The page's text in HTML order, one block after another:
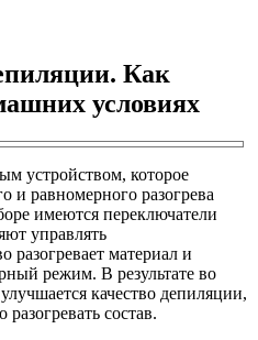
Как
условиях
устройством, которое
и равномерного разогрева
имеются переключатели
управлять
разогревает материал и
режим. В результате во
качество депиляции,
состав.